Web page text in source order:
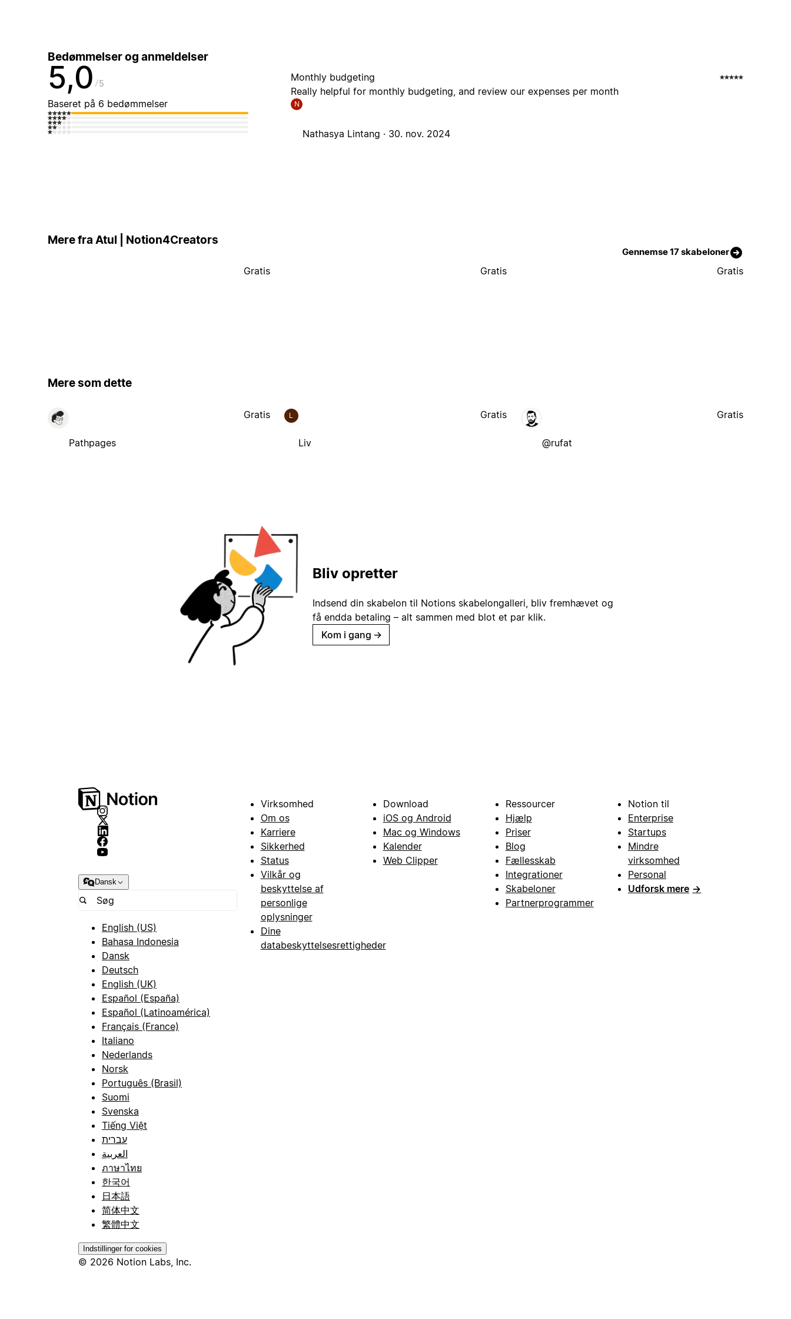
Bedømmelser og anmeldelser
5,0 5
Baseret på 6 bedømmelser
Monthly budgeting
Really helpful for monthly budgeting, and review our expenses per month
N
Nathasya Lintang · 30. nov. 2024
Mere fra Atul | Notion4Creators
Gennemse 17 skabeloner
Gratis Gratis Gratis
Mere som dette
Pathpages
Gratis L
Liv
Gratis
@rufat
Gratis
Bliv opretter
Indsend din skabelon til Notions skabelongalleri, bliv fremhævet og
få endda betaling – alt sammen med blot et par klik.
Kom i gang →
Dansk
English (US)
Bahasa Indonesia
Dansk
Deutsch
English (UK)
Español (España)
Español (Latinoamérica)
Français (France)
Italiano
Nederlands
Norsk
Português (Brasil)
Suomi
Svenska
Tiếng Việt
עברית
العربية
ภาษาไทย
한국어
日本語
简体中文
繁體中文
Indstillinger for cookies
© 2026 Notion Labs, Inc.
Virksomhed
Om os
Karriere
Sikkerhed
Status
Vilkår og
beskyttelse af
personlige
oplysninger
Dine
databeskyttelsesrettigheder
Download
iOS og Android
Mac og Windows
Kalender
Web Clipper
Ressourcer
Hjælp
Priser
Blog
Fællesskab
Integrationer
Skabeloner
Partnerprogrammer
Notion til
Enterprise
Startups
Mindre
virksomhed
Personal
Udforsk mere →